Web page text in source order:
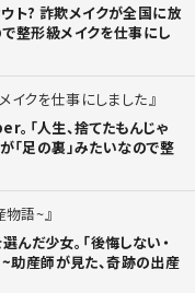
ト? 詐欺メイクが全国に放
整形級メイクを仕事にし
イクを仕事にしました
。「人生、捨てたもんじゃ
「足の裏」みたいなので整
物語~
んだ少女。「後悔しない・
助産師が見た、奇跡の出産